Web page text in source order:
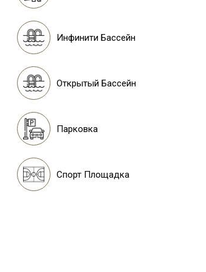
Инфинити Бассейн
Открытый Бассейн
Парковка
Спорт Площадка